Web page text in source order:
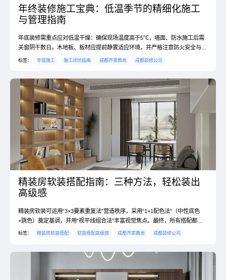
年终装修施工宝典：低温季节的精细化施工
与管理指南
年底装修需重点应对低温干燥：确保现场温度高于5℃，墙面、防水施工后需
关窗阴干数日。木地板、板材应提前静置适应环境，并严格注意防火安全与结
构安全，关键节点必须亲自验收。#年底装修 #冬季施工
标签： 年底施工 施工闭坑指南 成都齐家典尚 成都装修公司
精装房软装搭配指南：三种方法，轻松装出
高级感
精装房软装可运用“3×3要素重复法”营造秩序，采用“1+1配色法”（中性底色
+跳色）奠定基调，并用“视平线组合法”丰富视觉焦点。最终，所有搭配都应
回归真实的生活场景与个人喜好，让家兼具美观与温度。
标签： 精装房软装搭配 软装搭配高级感 成都齐家典尚 成都装修公司